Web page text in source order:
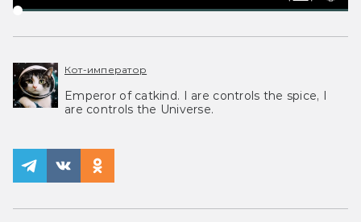
Кот-император
Emperor of catkind. I are controls the spice, I
are controls the Universe.